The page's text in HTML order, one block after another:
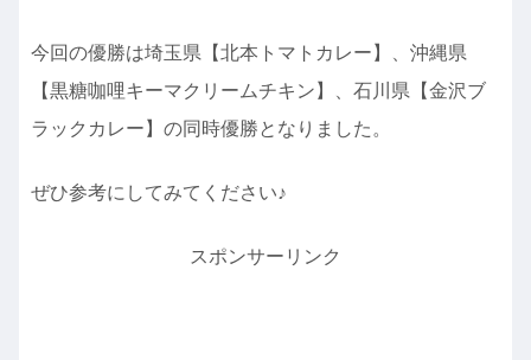
今回の優勝は埼玉県【北本トマトカレー】、沖縄県
【黒糖咖哩キーマクリームチキン】、石川県【金沢ブ
ラックカレー】の同時優勝となりました。
ぜひ参考にしてみてください♪
スポンサーリンク